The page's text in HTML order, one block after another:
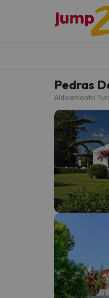
Pedras
Aldeamento